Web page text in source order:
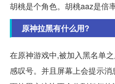
胡桃是个角色。胡桃aaz是倍
原神拉黑有什么用?
在原神游戏中,被加入黑名单
感叹号。并且屏幕上会提示消